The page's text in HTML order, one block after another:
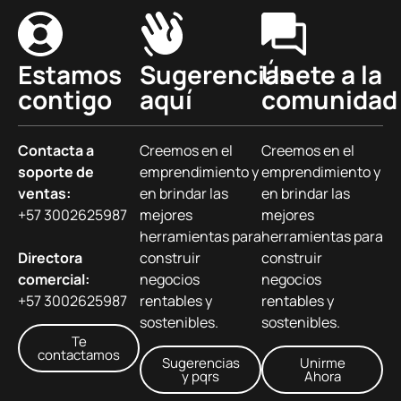
Estamos
contigo
Contacta a
soporte de
ventas:
+57 3002625987
Directora
comercial:
+57 3002625987
Te
contactamos
Sugerencias
aquí
Creemos en el
emprendimiento y
en brindar las
mejores
herramientas para
construir
negocios
rentables y
sostenibles.
Sugerencias
y pqrs
Únete a la
comunidad
Creemos en el
emprendimiento y
en brindar las
mejores
herramientas para
construir
negocios
rentables y
sostenibles.
Unirme
Ahora